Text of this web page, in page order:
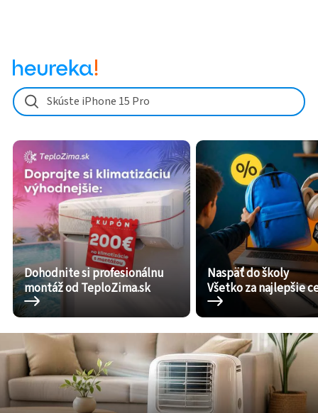
Skúste iPhone 15 Pro
Dohodnite si profesionálnu
montáž od TeploZima.sk
Naspäť do školy
Všetko za najlepšie